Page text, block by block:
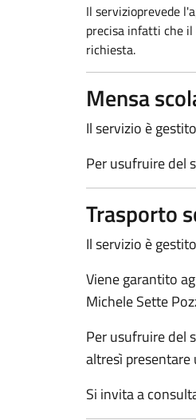
Il servizioprevede
precisa infatti che
richiesta.
Mensa
Il servizio è
Per usufruire del
Trasporto
Il servizio è
Viene garantito
Michele Sette
Per usufruire del
altresì
Si invita a